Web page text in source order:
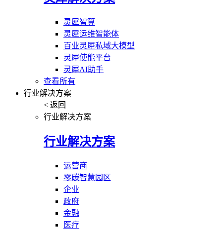
灵犀智算
灵犀运维智能体
百业灵犀私域大模型
灵犀使能平台
灵犀AI助手
查看所有
行业解决方案
< 返回
行业解决方案
行业解决方案
运营商
零碳智慧园区
企业
政府
金融
医疗